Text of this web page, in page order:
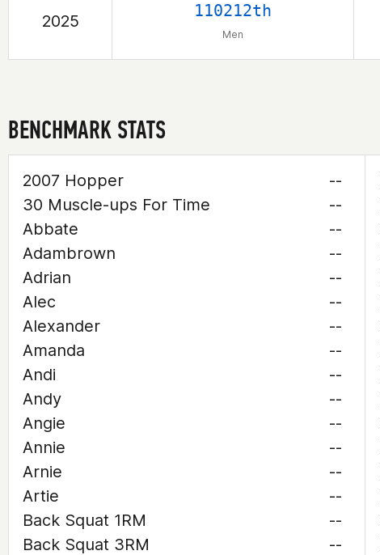
2025
110212th
Men
BENCHMARK STATS
2007 Hopper
--
30 Muscle-ups For Time
--
Abbate
--
Adambrown
--
Adrian
--
Alec
--
Alexander
--
Amanda
--
Andi
--
Andy
--
Angie
--
Annie
--
Arnie
--
Artie
--
Back Squat 1RM
--
Back Squat 3RM
--